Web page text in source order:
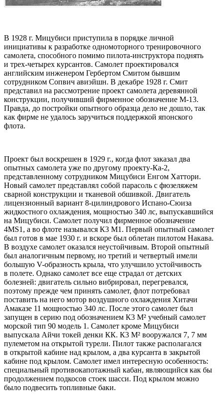
В 1928 г. Мицубиси приступила в порядке личной
инициативы к разработке одномоторного тренировочного
самолета, способного помимо пилота-инструктора поднять
и трех-четырех курсантов. Самолет проектировался
английским инженером Гербертом Смитом бывшим
сотрудником Сопвич авиэйшн. В декабре 1928 г. Смит
представил на рассмотрение проект самолета деревянной
конструкции, получивший фирменное обозначение М-13.
Правда, до постройки опытного образца дело не дошло, так
как фирме не удалось заручиться поддержкой японского
флота.
Проект был воскрешен в 1929 г., когда флот заказал два
опытных самолета уже по другому проекту-Ка-2,
представленному сотрудником Мицубиси Енгом Хаттори.
Hовый самолет представлял собой парасоль с фюзеляжем
сварной конструкции и тканевой обшивкой. Двигатель
лицензионный вариант 8-цилиндрового Испано-Сюиза
жидкостного охлаждения, мощностью 340 лс, выпускавшийся
на Мицубиси. Самолет получил фирменное обозначение
4MS1, а во флоте назывался К3 М1. Первый опытный самолет
был готов в мае 1930 г. и вскоре был облетан пилотом Hакава.
В воздухе самолет оказался неустойчивым. Второй опытный
был аналогичным первому, но третий и четвертый имели
большую V-образность крыла, что улучшило устойчивость
в полете. Однако самолет все еще страдал от детских
болезней: двигатель сильно вибрировал, перегревался,
поэтому прежде чем принять самолет, флот потребовал
поставить на него мотор воздушного охлаждения Хитачи
Амаказе 11 мощностью 340 лс. После этого самолет был
запущен в серию под обозначением К3 М² учебный самолет
морской тип 90 модель 1. Самолет кроме Мицубиси
выпускала Айчи токей денки КК. К3 М² вооружался 7, 7 мм
пулеметом на открытой турели. Пилот также располагался
в открытой кабине над крылом, а два курсанта в закрытой
кабине под крылом. Самолет имел интересную особенность:
специальный противокапотажный кабан, являющийся как бы
продолжением подкосов стоек шасси. Под крылом можно
было подвесить топливные баки.